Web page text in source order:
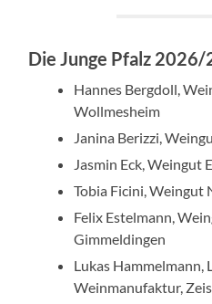
Die Junge Pfalz
Hannes Bergdoll,
Wollmesheim
Janina Berizzi,
Jasmin Eck, Weingut
Tobia Ficini, Weingut
Felix Estelmann,
Gimmeldingen
Lukas Hammelmann,
Weinmanufaktur,